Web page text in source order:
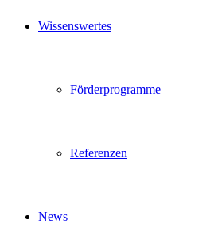
Wissenswertes
Förderprogramme
Referenzen
News